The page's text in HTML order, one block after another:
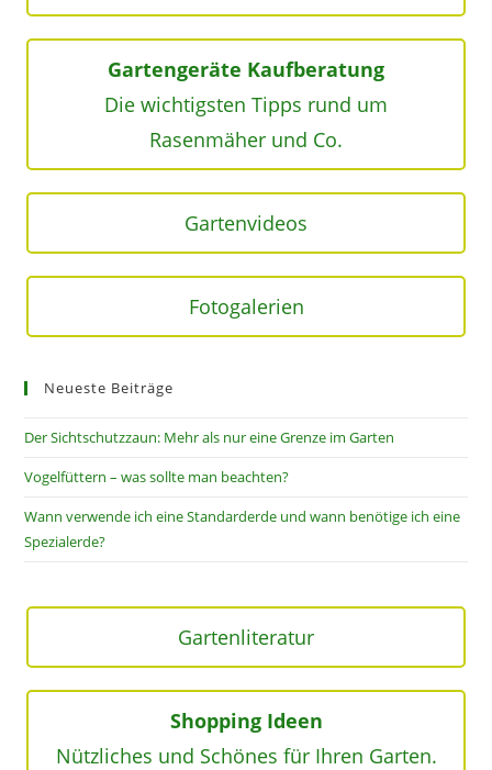
Gartengeräte Kaufberatung
Die wichtigsten Tipps rund um
Rasenmäher und Co.
Gartenvideos
Fotogalerien
Neueste Beiträge
Der Sichtschutzzaun: Mehr als nur eine Grenze im Garten
Vogelfüttern – was sollte man beachten?
Wann verwende ich eine Standarderde und wann benötige ich eine
Spezialerde?
Gartenliteratur
Shopping Ideen
Nützliches und Schönes für Ihren Garten.